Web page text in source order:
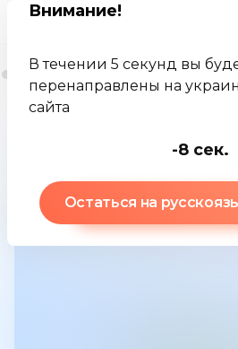
Внимание!
В течении 5 секунд вы
перенаправлены на
сайта
-9 сек.
Остаться на
Сухой порошок